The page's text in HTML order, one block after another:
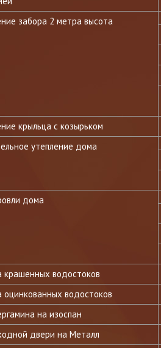
забора 2 метра высота
крыльца с козырьком
утепление дома
дома
крашенных водостоков
оцинкованных водостоков
на изоспан
двери на Металл